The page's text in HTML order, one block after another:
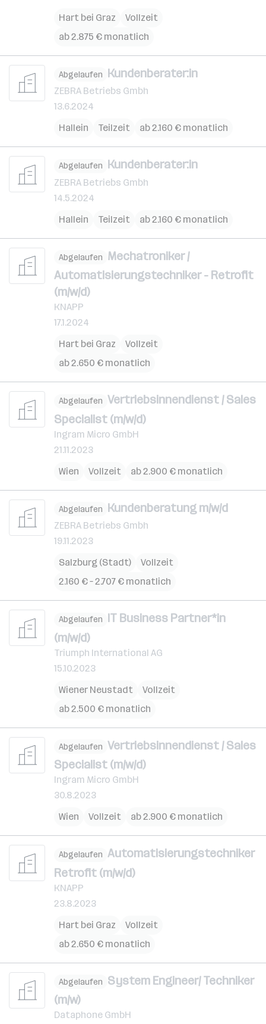
Hart bei Graz
Vollzeit
ab 2.875 € monatlich
Abgelaufen Kundenberater:in
ZEBRA Betriebs Gmbh
13.6.2024
Hallein
Teilzeit ab 2.160 € monatlich
Abgelaufen Kundenberater:in
ZEBRA Betriebs Gmbh
14.5.2024
Hallein
Teilzeit ab 2.160 € monatlich
Abgelaufen Mechatroniker /
Automatisierungstechniker - Retrofit
(m/w/d)
KNAPP
17.1.2024
Hart bei Graz
Vollzeit
ab 2.650 € monatlich
Abgelaufen Vertriebsinnendienst / Sales
Specialist (m/w/d)
Ingram Micro GmbH
21.11.2023
Wien
Vollzeit ab 2.900 € monatlich
Abgelaufen Kundenberatung m/w/d
ZEBRA Betriebs Gmbh
19.11.2023
Salzburg (Stadt)
Vollzeit
2.160 € – 2.707 € monatlich
Abgelaufen IT Business Partner*in
(m/w/d)
Triumph International AG
15.10.2023
Wiener Neustadt
Vollzeit
ab 2.500 € monatlich
Abgelaufen Vertriebsinnendienst / Sales
Specialist (m/w/d)
Ingram Micro GmbH
30.8.2023
Wien
Vollzeit ab 2.900 € monatlich
Abgelaufen Automatisierungstechniker
Retrofit (m/w/d)
KNAPP
23.8.2023
Hart bei Graz
Vollzeit
ab 2.650 € monatlich
Abgelaufen System Engineer/ Techniker
(m/w)
Dataphone GmbH